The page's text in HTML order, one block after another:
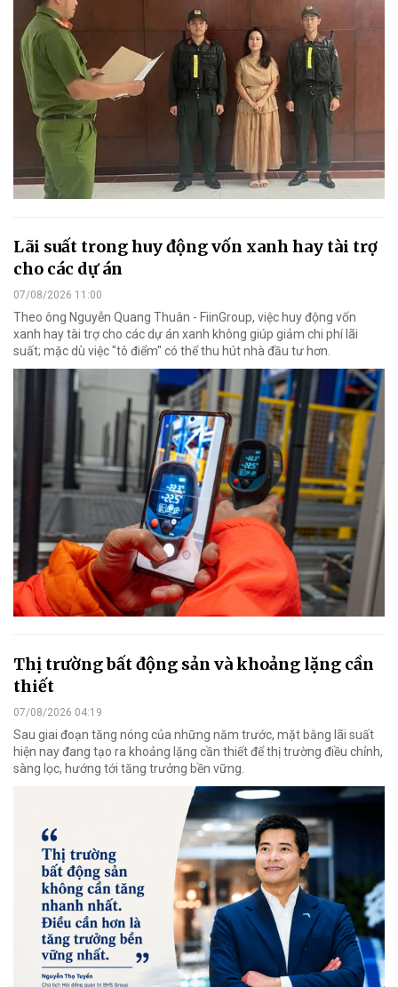
Lãi suất trong huy động vốn xanh hay tài trợ
cho các dự án
07/08/2026 11:00
Theo ông Nguyễn Quang Thuân - FiinGroup, việc huy động vốn
xanh hay tài trợ cho các dự án xanh không giúp giảm chi phí lãi
suất; mặc dù việc "tô điểm" có thể thu hút nhà đầu tư hơn.
Thị trường bất động sản và khoảng lặng cần
thiết
07/08/2026 04:19
Sau giai đoạn tăng nóng của những năm trước, mặt bằng lãi suất
hiện nay đang tạo ra khoảng lặng cần thiết để thị trường điều chỉnh,
sàng lọc, hướng tới tăng trưởng bền vững.